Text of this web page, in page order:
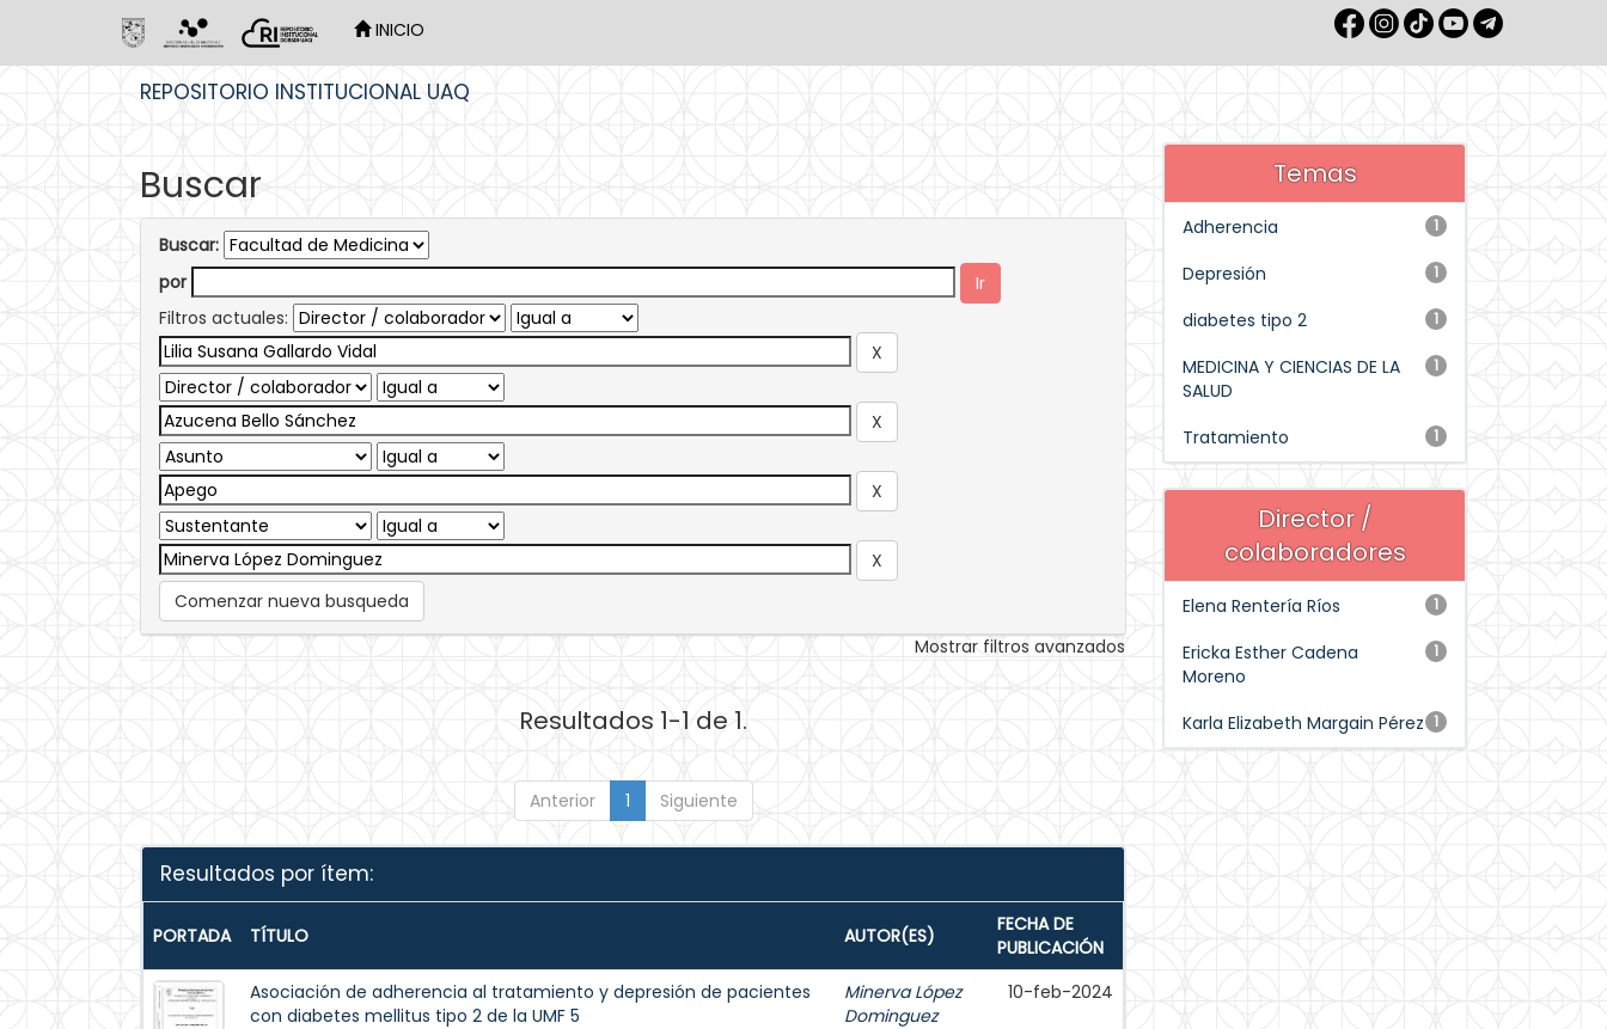
INICIO
REPOSITORIO INSTITUCIONAL UAQ
Buscar
Buscar:
por
Filtros actuales:
Comenzar nueva busqueda
Mostrar filtros avanzados
Resultados 1-1 de 1.
Anterior 1 Siguiente
Resultados por ítem:
PORTADA TÍTULO AUTOR(ES)
FECHA DE
PUBLICACIÓN
Asociación de adherencia al tratamiento y depresión de pacientes
con diabetes mellitus tipo 2 de la UMF 5
Minerva López
Dominguez
10-feb-2024
Temas
1
Adherencia
1
Depresión
1
diabetes tipo 2
1
MEDICINA Y CIENCIAS DE LA
SALUD
1
Tratamiento
Director /
colaboradores
1
Elena Rentería Ríos
1
Ericka Esther Cadena
Moreno
1
Karla Elizabeth Margain Pérez